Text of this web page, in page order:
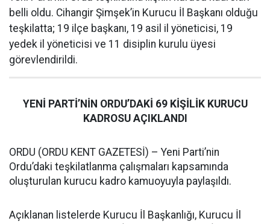
belli oldu. Cihangir Şimşek’in Kurucu İl Başkanı olduğu
teşkilatta; 19 ilçe başkanı, 19 asil il yöneticisi, 19
yedek il yöneticisi ve 11 disiplin kurulu üyesi
görevlendirildi.
YENİ PARTİ’NİN ORDU’DAKİ 69 KİŞİLİK KURUCU
KADROSU AÇIKLANDI
ORDU (ORDU KENT GAZETESİ) – Yeni Parti’nin
Ordu’daki teşkilatlanma çalışmaları kapsamında
oluşturulan kurucu kadro kamuoyuyla paylaşıldı.
Açıklanan listelerde Kurucu İl Başkanlığı, Kurucu İl